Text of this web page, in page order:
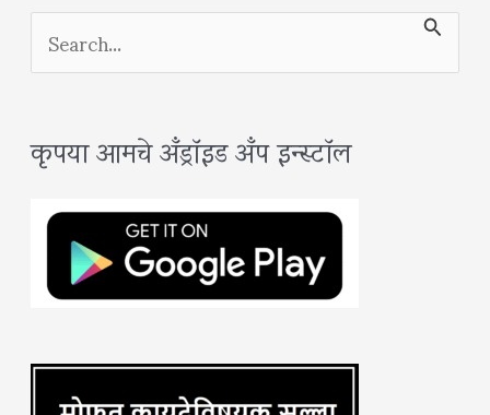
S
e
r
:
कृपया आमचे अँड्रॉइड अँप इन्स्टॉल